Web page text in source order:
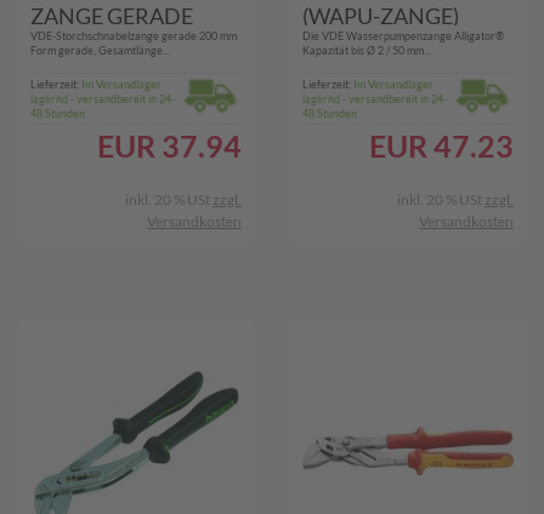
ZANGE GERADE
(211208)
VDE-Storchschnabelzange gerade 200 mm
Form gerade, Gesamtlänge...
Lieferzeit: Im Versandlager
lagernd - versandbereit in 24-
48 Stunden
EUR 37.94
inkl. 20 % USt zzgl.
Versandkosten
(WAPU-ZANGE)
Die VDE Wasserpumpenzange Alligator®
Kapazität bis Ø 2 / 50 mm...
Lieferzeit: Im Versandlager
lagernd - versandbereit in 24-
48 Stunden
EUR 47.23
inkl. 20 % USt zzgl.
Versandkosten